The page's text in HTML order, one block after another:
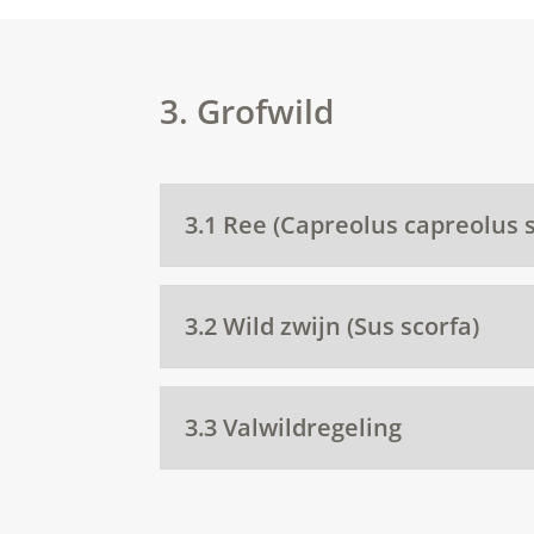
3. Grofwild
3.1 Ree (Capreolus capreolus
3.2 Wild zwijn (Sus scorfa)
3.3 Valwildregeling